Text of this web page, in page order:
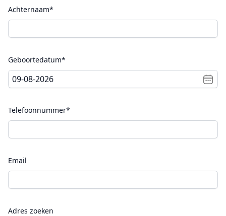
Achternaam*
Geboortedatum*
Telefoonnummer*
Email
Adres zoeken